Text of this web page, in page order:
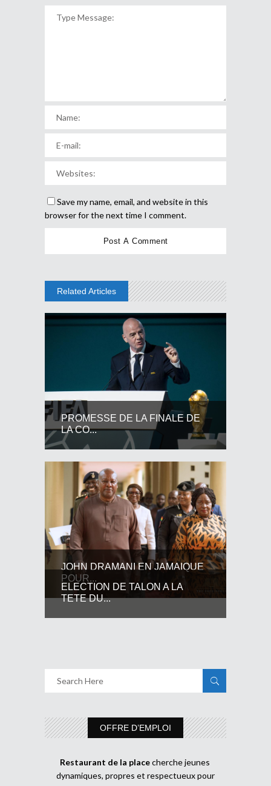
Save my name, email, and website in this
browser for the next time I comment.
Related Articles
PROMESSE DE LA FINALE DE
LA CO...
JOHN DRAMANI EN JAMAIQUE
POUR...
ELECTION DE TALON A LA
TETE DU...
OFFRE D’EMPLOI
Restaurant de la placecherche jeunes
dynamiques, propres et respectueux pour